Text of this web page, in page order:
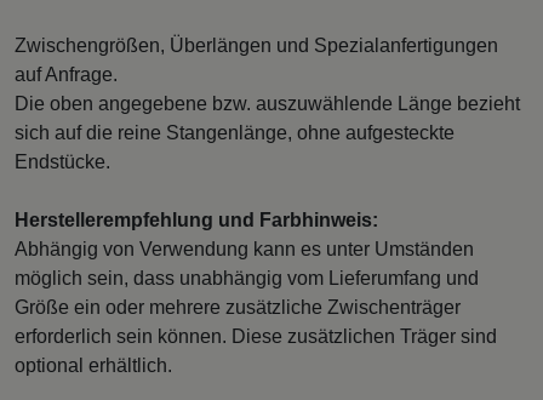
Zwischengrößen, Überlängen und Spezialanfertigungen
auf Anfrage.
Die oben angegebene bzw. auszuwählende Länge bezieht
sich auf die reine Stangenlänge, ohne aufgesteckte
Endstücke.
Herstellerempfehlung und Farbhinweis:
Abhängig von Verwendung kann es unter Umständen
möglich sein, dass unabhängig vom Lieferumfang und
Größe ein oder mehrere zusätzliche Zwischenträger
erforderlich sein können. Diese zusätzlichen Träger sind
optional erhältlich.